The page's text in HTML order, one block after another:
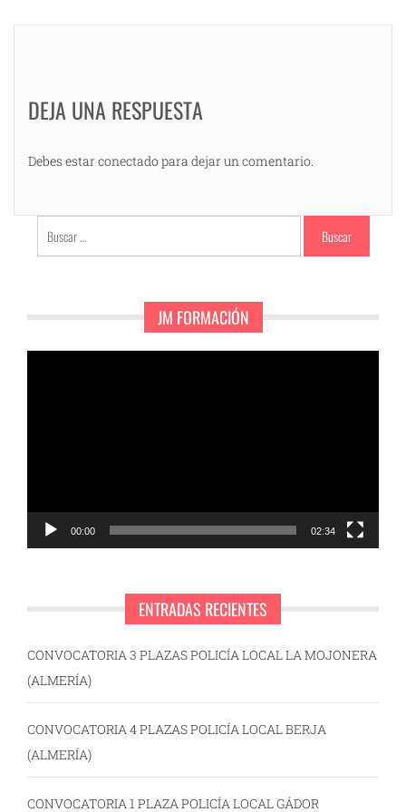
DEJA UNA RESPUESTA
Debes estar conectado para dejar un comentario.
Buscar:
JM FORMACIÓN
00:00 02:34
ENTRADAS RECIENTES
CONVOCATORIA 3 PLAZAS POLICÍA LOCAL LA MOJONERA
(ALMERÍA)
CONVOCATORIA 4 PLAZAS POLICÍA LOCAL BERJA
(ALMERÍA)
CONVOCATORIA 1 PLAZA POLICÍA LOCAL GÁDOR